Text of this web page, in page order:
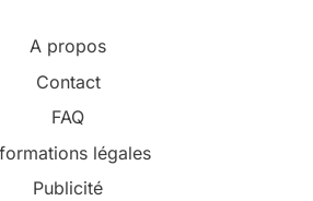
A propos
Contact
FAQ
légales
Publicité